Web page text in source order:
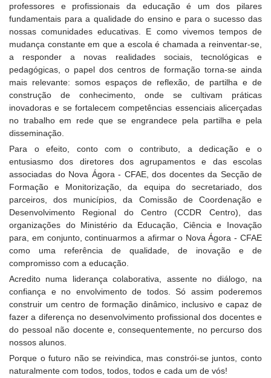
professores e profissionais da educação é um dos pilares
fundamentais para a qualidade do ensino e para o sucesso das
nossas comunidades educativas. E como vivemos tempos de
mudança constante em que a escola é chamada a reinventar-se,
a responder a novas realidades sociais, tecnológicas e
pedagógicas, o papel dos centros de formação torna-se ainda
mais relevante: somos espaços de reflexão, de partilha e de
construção de conhecimento, onde se cultivam práticas
inovadoras e se fortalecem competências essenciais alicerçadas
no trabalho em rede que se engrandece pela partilha e pela
disseminação.
Para o efeito, conto com o contributo, a dedicação e o
entusiasmo dos diretores dos agrupamentos e das escolas
associadas do Nova Ágora - CFAE, dos docentes da Secção de
Formação e Monitorização, da equipa do secretariado, dos
parceiros, dos municípios, da Comissão de Coordenação e
Desenvolvimento Regional do Centro (CCDR Centro), das
organizações do Ministério da Educação, Ciência e Inovação
para, em conjunto, continuarmos a afirmar o Nova Ágora - CFAE
como uma referência de qualidade, de inovação e de
compromisso com a educação.
Acredito numa liderança colaborativa, assente no diálogo, na
confiança e no envolvimento de todos. Só assim poderemos
construir um centro de formação dinâmico, inclusivo e capaz de
fazer a diferença no desenvolvimento profissional dos docentes e
do pessoal não docente e, consequentemente, no percurso dos
nossos alunos.
Porque o futuro não se reivindica, mas constrói-se juntos, conto
naturalmente com todos, todos, todos e cada um de vós!